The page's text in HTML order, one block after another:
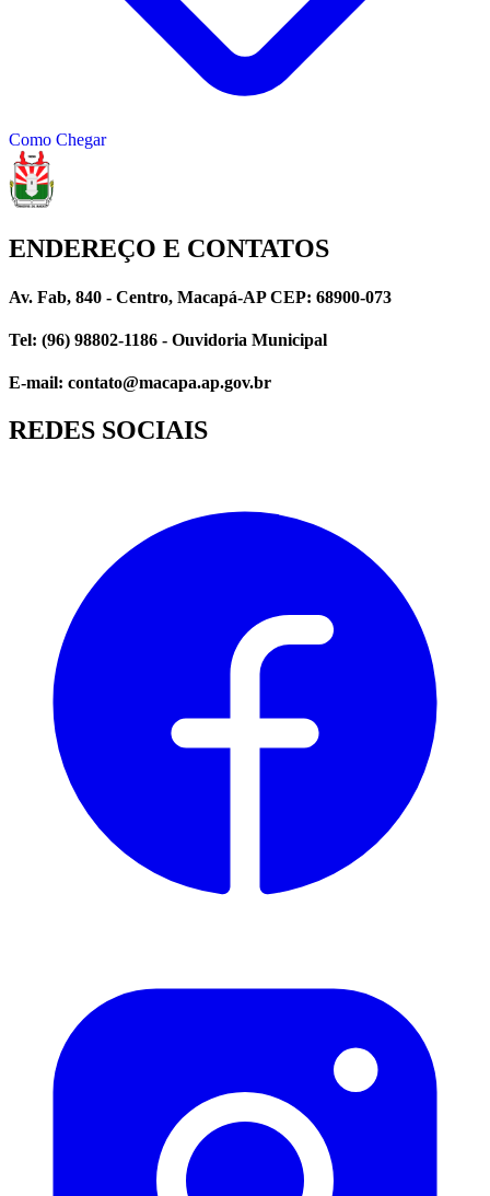
Como Chegar
ENDEREÇO E CONTATOS
Av. Fab, 840 - Centro, Macapá-AP CEP: 68900-073
Tel: (96) 98802-1186 - Ouvidoria Municipal
E-mail: contato@macapa.ap.gov.br
REDES SOCIAIS